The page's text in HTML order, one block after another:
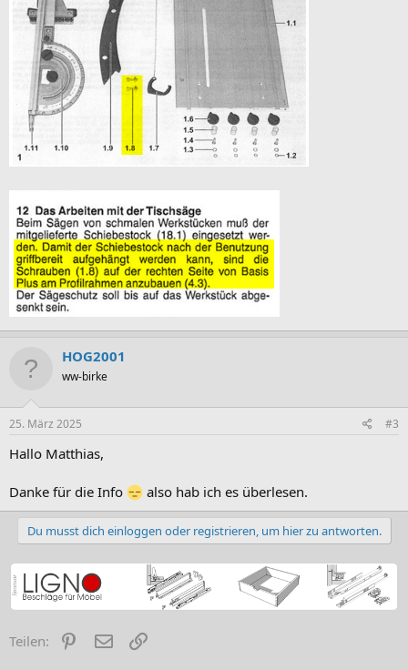
HOG2001
ww-birke
25. März 2025 #3
Hallo Matthias,
Danke für die Info also hab ich es überlesen.
Du musst dich einloggen oder registrieren, um hier zu antworten.
Teilen: PinterestE-Mail